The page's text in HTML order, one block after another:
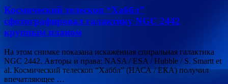
Космический телескоп “Хаббл”
сфотографировал галактику NGC 2442
крупным планом
На этом снимке показана искажённая спиральная галактика
NGC 2442. Авторы и права: NASA / ESA / Hubble / S. Smartt et
al. Космический телескоп “Хаббл” (НАСА / ЕКА) получил
впечатляющее …